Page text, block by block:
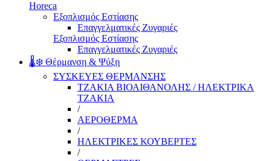
Horeca
Εξοπλισμός Εστίασης
Επαγγελματικές Ζυγαριές
Εξοπλισμός Εστίασης
Επαγγελματικές Ζυγαριές
🌡️❄️ Θέρμανση & Ψύξη
ΣΥΣΚΕΥΕΣ ΘΕΡΜΑΝΣΗΣ
ΤΖΑΚΙΑ ΒΙΟΑΙΘΑΝΟΛΗΣ / ΗΛΕΚΤΡΙΚΑ
ΤΖΑΚΙΑ
/
ΑΕΡΟΘΕΡΜΑ
/
ΗΛΕΚΤΡΙΚΕΣ ΚΟΥΒΕΡΤΕΣ
/